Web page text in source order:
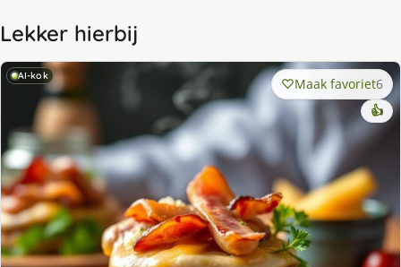
Lekker hierbij
AI-kok Maak favoriet6
👍